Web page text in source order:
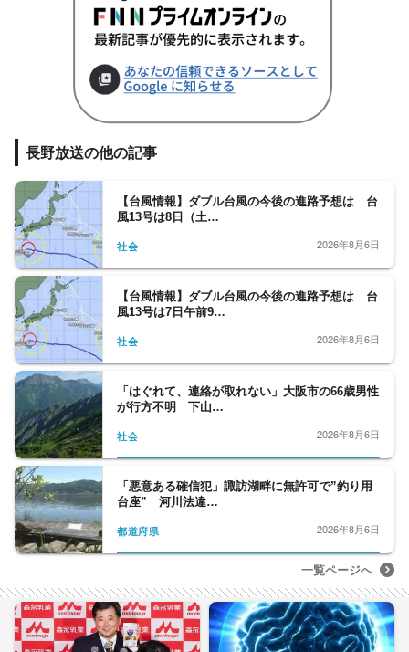
長野放送の他の記事
【台風情報】ダブル台風の今後の進路予想は 台
風13号は8日（土…
社会 2026年8月6日
【台風情報】ダブル台風の今後の進路予想は 台
風13号は7日午前9…
社会 2026年8月6日
「はぐれて、連絡が取れない」大阪市の66歳男性
が行方不明 下山…
社会 2026年8月6日
「悪意ある確信犯」諏訪湖畔に無許可で”釣り用
台座” 河川法違…
都道府県 2026年8月6日
一覧ページへ